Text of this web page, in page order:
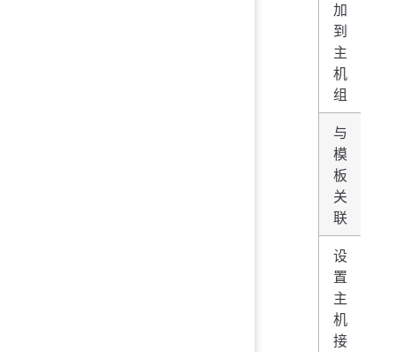
加
到
主
机
组
与
模
板
关
联
设
置
主
机
接